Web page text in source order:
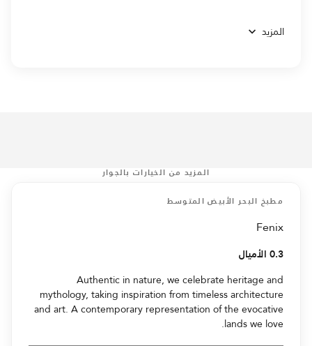
المزيد
المزيد من الخيارات بالجوار
مطبخ البحر الأبيض المتوسط
Fenix
0.3 الأميال
Authentic in nature, we celebrate heritage and
mythology, taking inspiration from timeless architecture
and art. A contemporary representation of the evocative
lands we love.